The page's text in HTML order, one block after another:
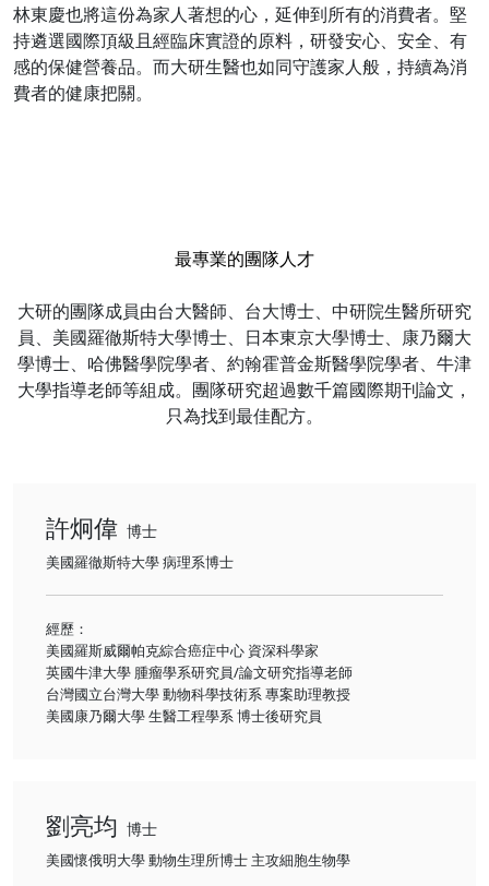
林東慶也將這份為家人著想的心，延伸到所有的消費者。堅
持遴選國際頂級且經臨床實證的原料，研發安心、安全、有
感的保健營養品。而大研生醫也如同守護家人般，持續為消
費者的健康把關。
最專業的團隊人才
大研的團隊成員由台大醫師、台大博士、中研院生醫所研究
員、美國羅徹斯特大學博士、日本東京大學博士、康乃爾大
學博士、哈佛醫學院學者、約翰霍普金斯醫學院學者、牛津
大學指導老師等組成。團隊研究超過數千篇國際期刊論文，
只為找到最佳配方。
許炯偉 博士
美國羅徹斯特大學 病理系博士
經歷：
美國羅斯威爾帕克綜合癌症中心 資深科學家
英國牛津大學 腫瘤學系研究員/論文研究指導老師
台灣國立台灣大學 動物科學技術系 專案助理教授
美國康乃爾大學 生醫工程學系 博士後研究員
劉亮均 博士
美國懷俄明大學 動物生理所博士 主攻細胞生物學